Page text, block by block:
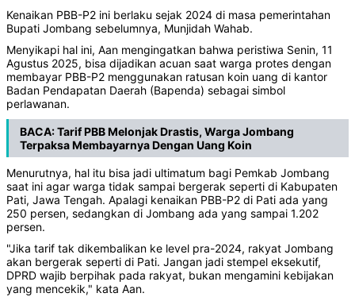
Kenaikan PBB-P2 ini berlaku sejak 2024 di masa pemerintahan
Bupati Jombang sebelumnya, Munjidah Wahab.
Menyikapi hal ini, Aan mengingatkan bahwa peristiwa Senin, 11
Agustus 2025, bisa dijadikan acuan saat warga protes dengan
membayar PBB-P2 menggunakan ratusan koin uang di kantor
Badan Pendapatan Daerah (Bapenda) sebagai simbol
perlawanan.
BACA:Tarif PBB Melonjak Drastis, Warga Jombang
Terpaksa Membayarnya Dengan Uang Koin
Menurutnya, hal itu bisa jadi ultimatum bagi Pemkab Jombang
saat ini agar warga tidak sampai bergerak seperti di Kabupaten
Pati, Jawa Tengah. Apalagi kenaikan PBB-P2 di Pati ada yang
250 persen, sedangkan di Jombang ada yang sampai 1.202
persen.
"Jika tarif tak dikembalikan ke level pra-2024, rakyat Jombang
akan bergerak seperti di Pati. Jangan jadi stempel eksekutif,
DPRD wajib berpihak pada rakyat, bukan mengamini kebijakan
yang mencekik," kata Aan.